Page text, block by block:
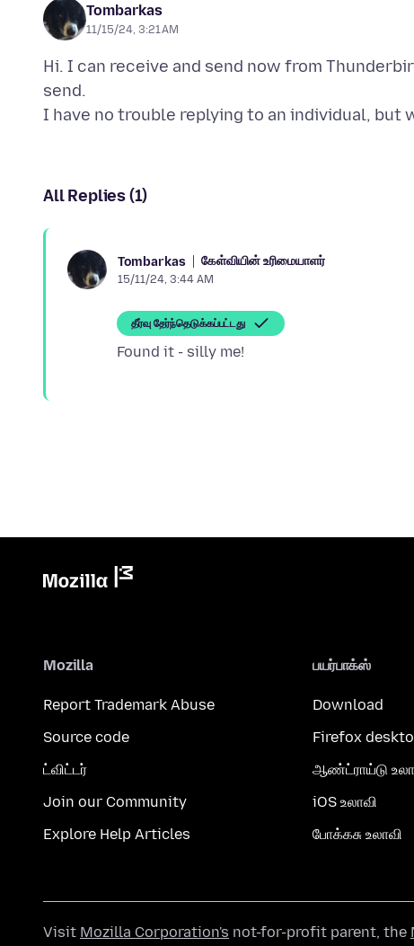
Tombarkas
11/15/24, 3:21 AM
Hi. I can receive and send now from
send.
All Replies (1)
Tombarkas கேள்வியின் உரிமையாளர்
15/11/24, 3:44 AM
தீர்வு தேர்ந்தெடுக்கப்பட்டது
Mozilla
Report Trademark Abuse
Source code
ட்விட்டர்
Join our Community
Explore Help Articles
பயர்பாக்ஸ்
Download
Firefox
ஆண்ட்ராய்டு
iOS உலாவி
போக்கசு உலாவி
Visit Mozilla Corporation's not-for-profit parent, the